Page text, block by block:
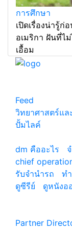
การศึกษา
เปิดเรื่องน่ารู้ก่
อเมริกา ฝันที่ไ
เอื้อม
Feed
วิทยาศาสตร์แล
ปั้มไลค์
dm คืออะไร
chief
รับจํานํารถ
ทํ
ดูซีรีย์
ดูหนังอ
Partner